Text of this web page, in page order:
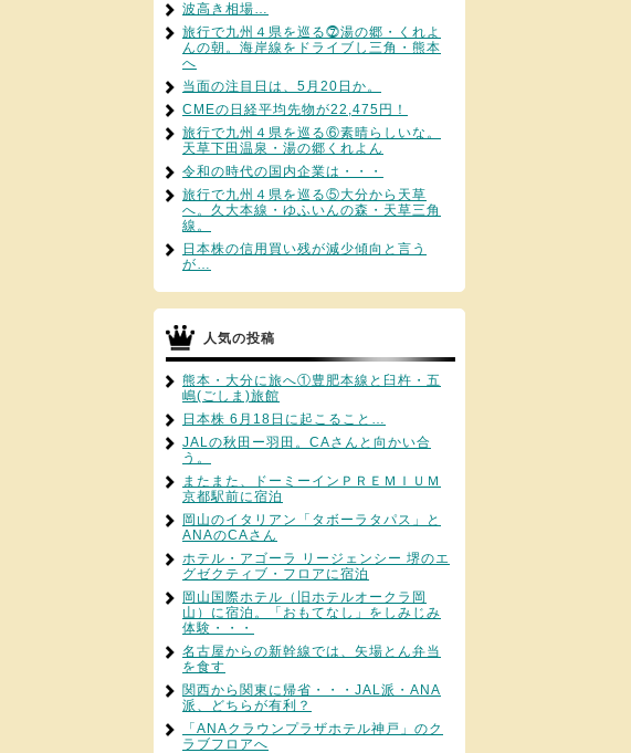
波高き相場…
旅行で九州４県を巡る⓻湯の郷・くれよ
んの朝。海岸線をドライブし三角・熊本
へ
当面の注目日は、5月20日か。
CMEの日経平均先物が22,475円！
旅行で九州４県を巡る⑥素晴らしいな。
天草下田温泉・湯の郷くれよん
令和の時代の国内企業は・・・
旅行で九州４県を巡る⑤大分から天草
へ。久大本線・ゆふいんの森・天草三角
線。
日本株の信用買い残が減少傾向と言う
が…
人気の投稿
熊本・大分に旅へ①豊肥本線と臼杵・五
嶋(ごしま)旅館
日本株 6月18日に起こること…
JALの秋田ー羽田。CAさんと向かい合
う。
またまた、ドーミーインＰＲＥＭＩＵＭ
京都駅前に宿泊
岡山のイタリアン「タボーラタパス」と
ANAのCAさん
ホテル・アゴーラ リージェンシー 堺のエ
グゼクティブ・フロアに宿泊
岡山国際ホテル（旧ホテルオークラ岡
山）に宿泊。「おもてなし」をしみじみ
体験・・・
名古屋からの新幹線では、矢場とん弁当
を食す
関西から関東に帰省・・・JAL派・ANA
派、どちらが有利？
「ANAクラウンプラザホテル神戸」のク
ラブフロアへ